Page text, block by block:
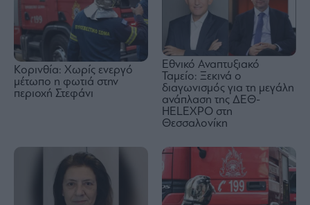
Κορινθία: Χωρίς ενεργό
μέτωπο η φωτιά στην
περιοχή Στεφάνι
Εθνικό Αναπτυξιακό
Ταμείο: Ξεκινά ο
διαγωνισμός για τη μεγάλη
ανάπλαση της ΔΕΘ-
HELEXPO στη
Θεσσαλονίκη